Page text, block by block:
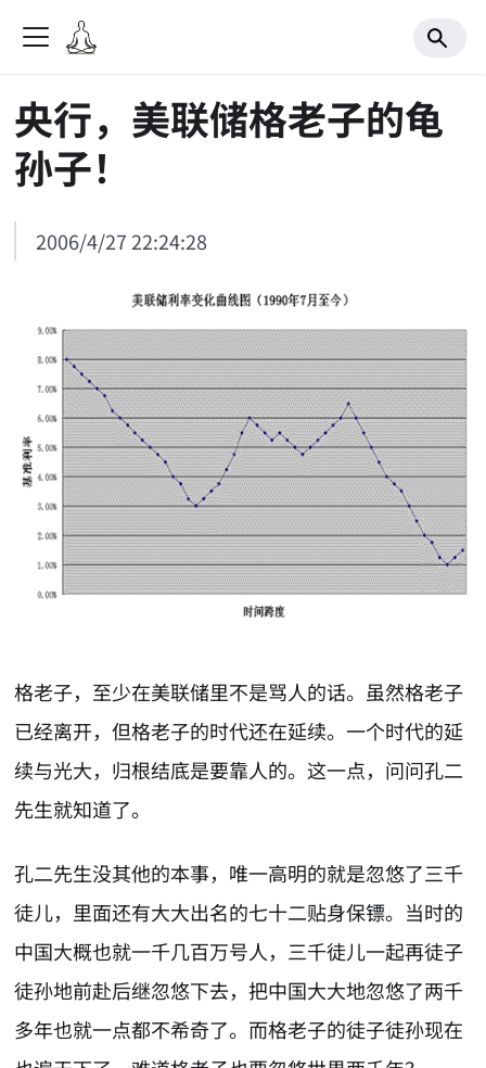
央行，美联储格老子的龟
孙子！
2006/4/27 22:24:28
格老子，至少在美联储里不是骂人的话。虽然格老子
已经离开，但格老子的时代还在延续。一个时代的延
续与光大，归根结底是要靠人的。这一点，问问孔二
先生就知道了。
孔二先生没其他的本事，唯一高明的就是忽悠了三千
徒儿，里面还有大大出名的七十二贴身保镖。当时的
中国大概也就一千几百万号人，三千徒儿一起再徒子
徒孙地前赴后继忽悠下去，把中国大大地忽悠了两千
多年也就一点都不希奇了。而格老子的徒子徒孙现在